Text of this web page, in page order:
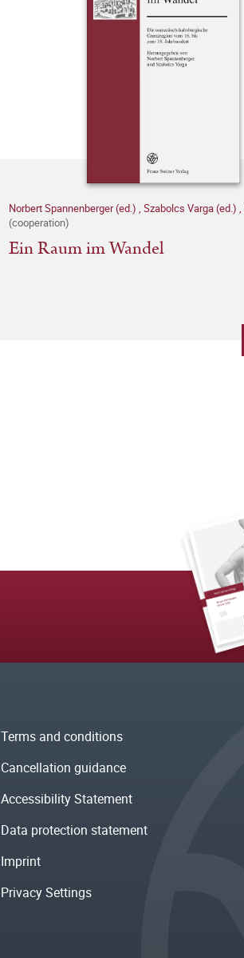
Norbert Spannenberger (ed.) , Szabolcs Varga (ed.) ,
(cooperation)
Ein Raum im Wandel
Terms and conditions
Cancellation guidance
Accessibility Statement
Data protection statement
Imprint
Privacy Settings